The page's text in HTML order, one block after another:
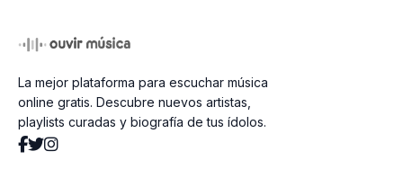
Redondito En Tus Brazos
La mejor plataforma para escuchar música
online gratis. Descubre nuevos artistas,
playlists curadas y biografía de tus ídolos.